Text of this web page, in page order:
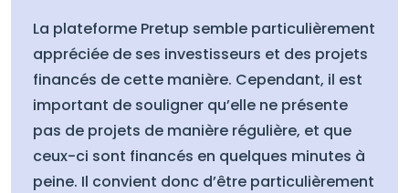
La plateforme Pretup semble particulièrement
appréciée de ses investisseurs et des projets
financés de cette manière. Cependant, il est
important de souligner qu’elle ne présente
pas de projets de manière régulière, et que
ceux-ci sont financés en quelques minutes à
peine. Il convient donc d’être particulièrement